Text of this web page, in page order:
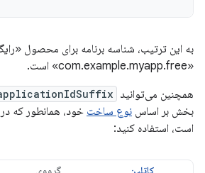
به این ترتیب، شناسه برنامه برای محصول
«com.example.myapp.free» است.
همچنین می‌توانید
بخش بر اساس نوع ساخت خود، همانطور که
است، استفاده کنید:
کاتلین گرووی